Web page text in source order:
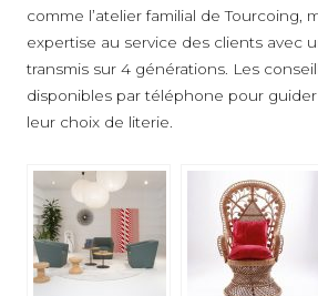
comme l’atelier familial de Tourcoing,
expertise au service des clients avec
transmis sur 4 générations. Les
disponibles par téléphone pour
leur choix de literie.